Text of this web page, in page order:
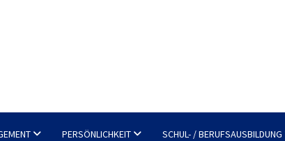
PERSÖNLICHKEIT SCHUL- / BERUFSAUSBILDUNG